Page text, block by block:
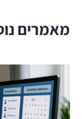
מאמרים